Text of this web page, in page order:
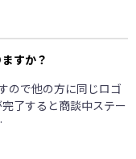
すか？
ので他の方に同じロゴ
了すると商談中ステー